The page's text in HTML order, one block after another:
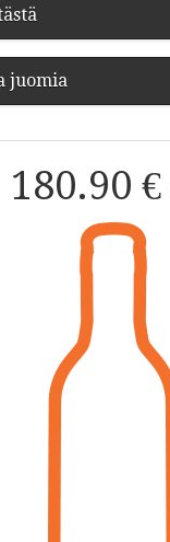
juomia
180.90 €